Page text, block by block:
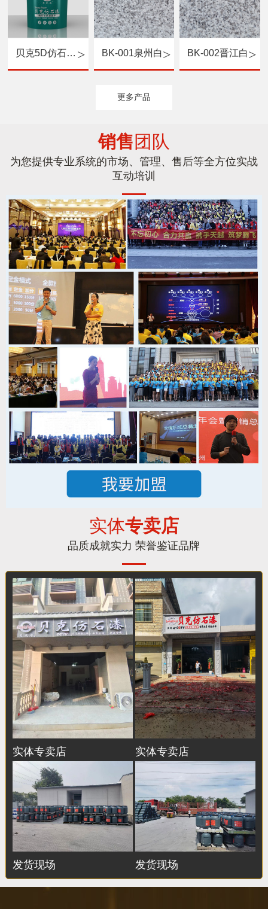
贝克5D仿石漆（硅丙罩光面漆） BK-001泉州白 BK-002晋江白
更多产品
销售团队
为您提供专业系统的市场、管理、售后等全方位实战
互动培训
实体专卖店
品质成就实力 荣誉鉴证品牌
实体专卖店 实体专卖店
发货现场 发货现场